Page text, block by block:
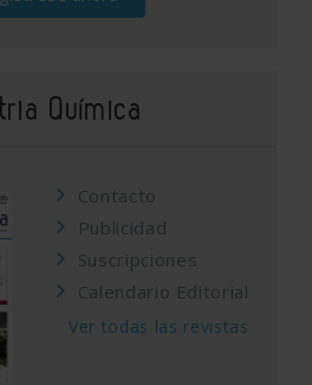
Química
Contacto
Publicidad
Suscripciones
Calendario Editorial
Ver todas las revistas